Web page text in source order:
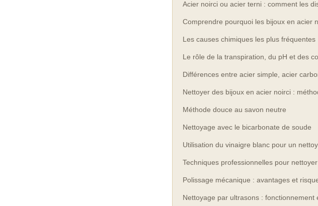
Acier noirci ou acier terni : comment les
Comprendre pourquoi les bijoux en acier
Les causes chimiques les plus fréquentes
Le rôle de la transpiration, du pH et des
Différences entre acier simple, acier
Nettoyer des bijoux en acier noirci :
Méthode douce au savon neutre
Nettoyage avec le bicarbonate de soude
Utilisation du vinaigre blanc pour un
Techniques professionnelles pour
Polissage mécanique : avantages et
Nettoyage par ultrasons : fonctionnement